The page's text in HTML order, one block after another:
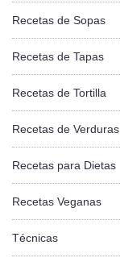
Recetas de Sopas
Recetas de Tapas
Recetas de Tortilla
Recetas de Verduras
Recetas para Dietas
Recetas Veganas
Técnicas